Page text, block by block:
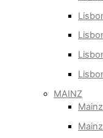
MAINZ